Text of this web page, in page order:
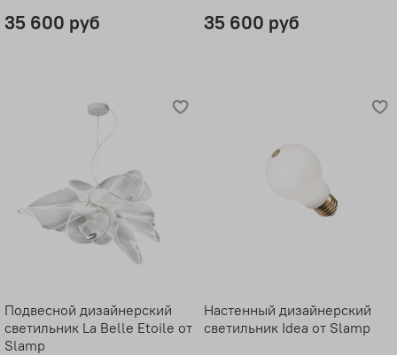
35 600 руб 35 600 руб
Подвесной дизайнерский
светильник La Belle Etoile от
Slamp
Настенный дизайнерский
светильник Idea от Slamp